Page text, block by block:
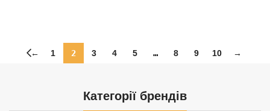
← 1 2 3 4 5 … 8 9 10 →
Категорії брендів